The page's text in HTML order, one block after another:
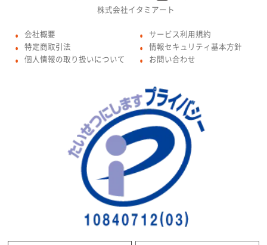
株式会社イタミアート
● 会社概要
● 特定商取引法
● 個人情報の取り扱いについて
● サービス利用規約
● 情報セキュリティ基本方針
● お問い合わせ